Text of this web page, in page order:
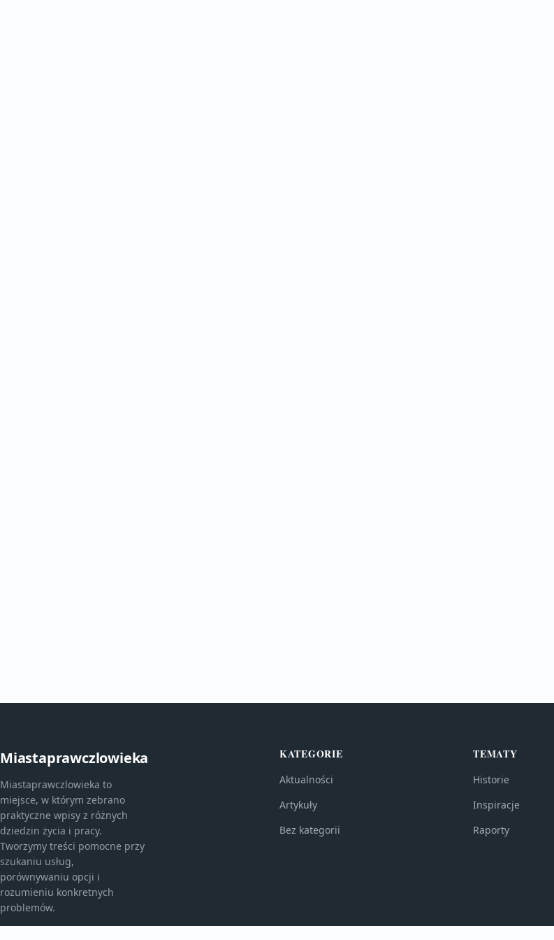
Miastaprawczlowieka
Miastaprawczlowieka to
miejsce, w którym zebrano
praktyczne wpisy z różnych
dziedzin życia i pracy.
Tworzymy treści pomocne przy
szukaniu usług,
porównywaniu opcji i
rozumieniu konkretnych
problemów.
KATEGORIE
Aktualności
Artykuły
Bez kategorii
TEMATY
Historie
Inspiracje
Raporty